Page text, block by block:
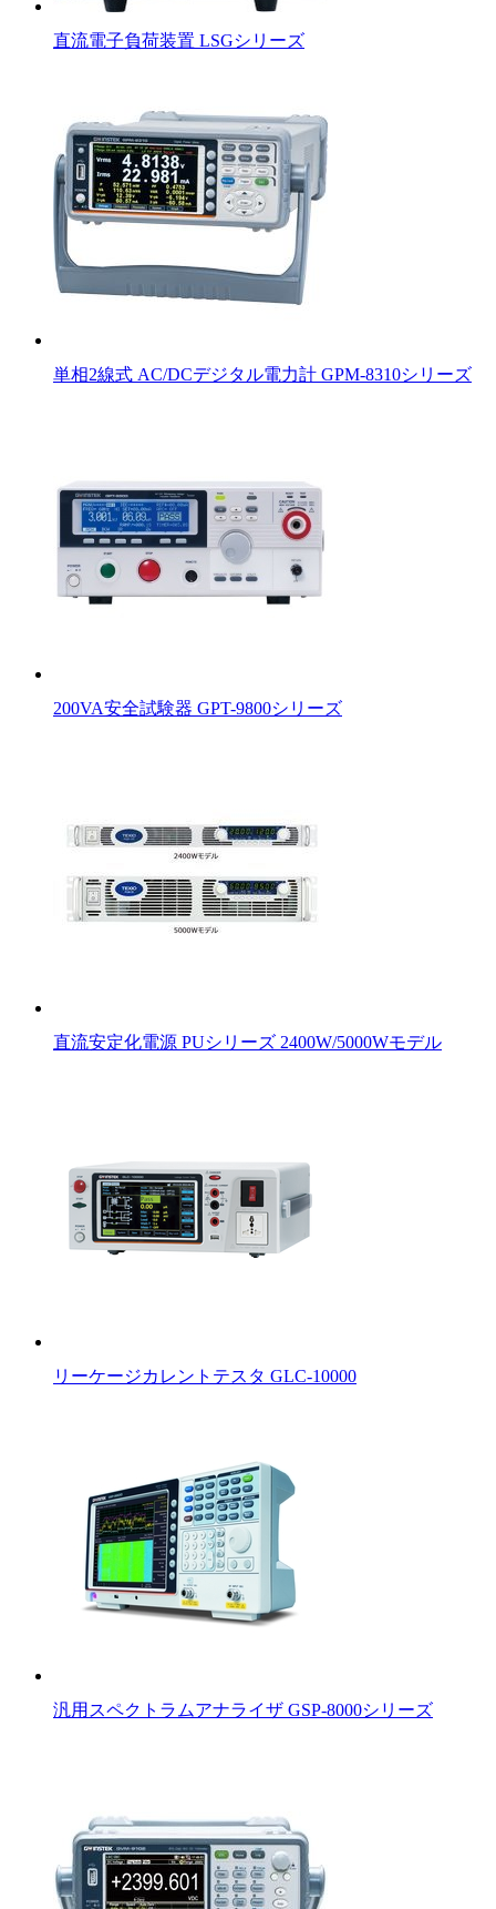
直流電子負荷装置 LSGシリーズ
単相2線式 AC/DCデジタル電力計 GPM-8310シリーズ
200VA安全試験器 GPT-9800シリーズ
直流安定化電源 PUシリーズ 2400W/5000Wモデル
リーケージカレントテスタ GLC-10000
汎用スペクトラムアナライザ GSP-8000シリーズ